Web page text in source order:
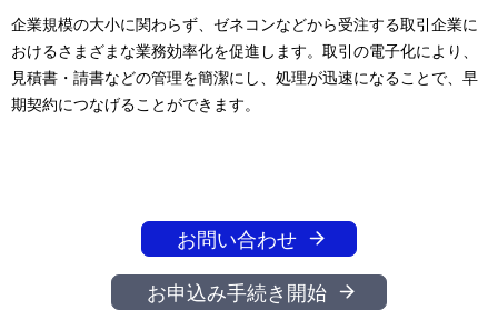
企業規模の大小に関わらず、ゼネコンなどから受注する取引企業に
おけるさまざまな業務効率化を促進します。取引の電子化により、
見積書・請書などの管理を簡潔にし、処理が迅速になることで、早
期契約につなげることができます。
お問い合わせ
お申込み手続き開始